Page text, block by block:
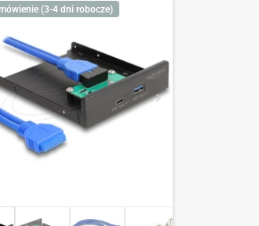
(3-4 dni robocze)